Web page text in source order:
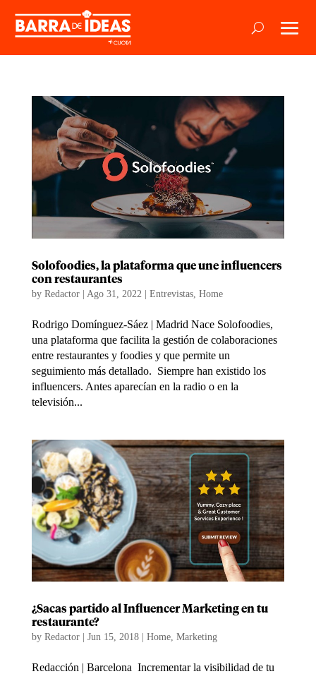
Solofoodies, la plataforma que une influencers
con restaurantes
by Redactor| Ago 31, 2022 | Entrevistas, Home
Rodrigo Domínguez-Sáez | Madrid Nace Solofoodies,
una plataforma que facilita la gestión de colaboraciones
entre restaurantes y foodies y que permite un
seguimiento más detallado. Siempre han existido los
influencers. Antes aparecían en la radio o en la
televisión...
¿Sacas partido al Influencer Marketing en tu
restaurante?
by Redactor| Jun 15, 2018| Home, Marketing
Redacción | Barcelona Incrementar la visibilidad de tu